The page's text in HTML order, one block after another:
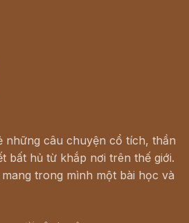
những câu chuyện cổ tích, thần
bất hủ từ khắp nơi trên thế giới.
trong mình một bài học và